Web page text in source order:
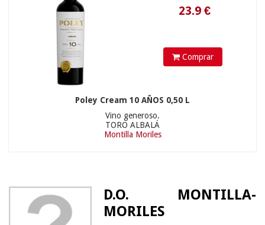
Comprar
Poley Cream 10 AÑOS 0,50 L
Vino generoso.
TORO ALBALÁ
Montilla Moriles
D.O. MONTILLA-
MORILES